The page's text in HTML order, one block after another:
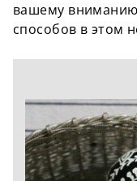
вашему
способов в этом